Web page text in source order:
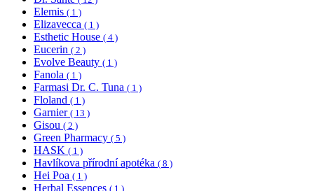
Elemis ( 1 )
Elizavecca ( 1 )
Esthetic House ( 4 )
Eucerin ( 2 )
Evolve Beauty ( 1 )
Fanola ( 1 )
Farmasi Dr. C. Tuna ( 1 )
Floland ( 1 )
Garnier ( 13 )
Gisou ( 2 )
Green Pharmacy ( 5 )
HASK ( 1 )
Havlíkova přírodní apotéka ( 8 )
Hei Poa ( 1 )
Herbal Essences ( 1 )